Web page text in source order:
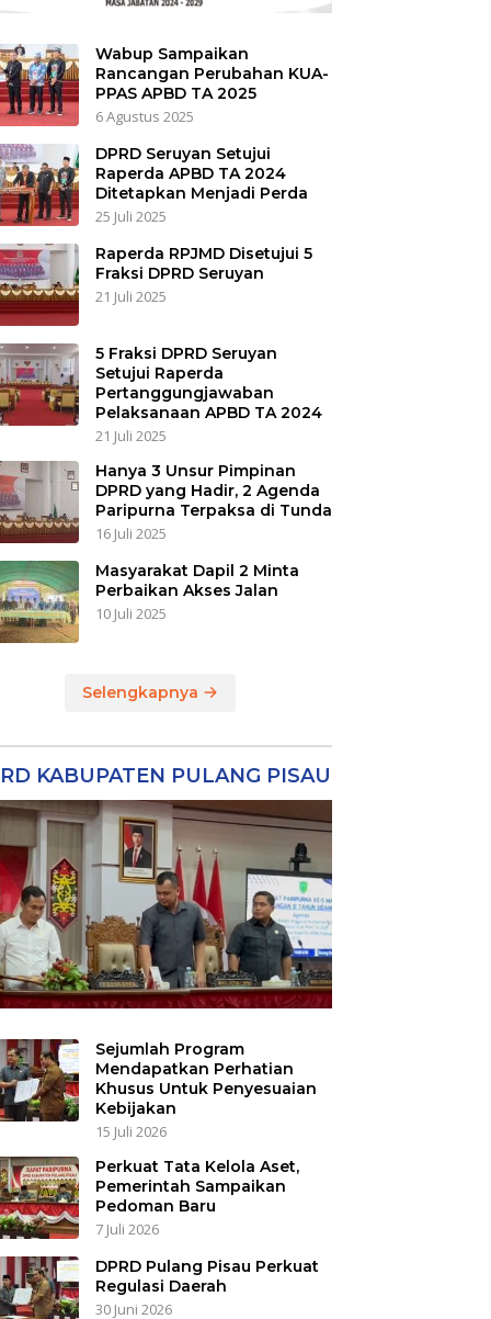
Wabup Sampaikan
Rancangan Perubahan KUA-
PPAS APBD TA 2025
6 Agustus 2025
DPRD Seruyan Setujui
Raperda APBD TA 2024
Ditetapkan Menjadi Perda
25 Juli 2025
Raperda RPJMD Disetujui 5
Fraksi DPRD Seruyan
21 Juli 2025
5 Fraksi DPRD Seruyan
Setujui Raperda
Pertanggungjawaban
Pelaksanaan APBD TA 2024
21 Juli 2025
Hanya 3 Unsur Pimpinan
DPRD yang Hadir, 2 Agenda
Paripurna Terpaksa di Tunda
16 Juli 2025
Masyarakat Dapil 2 Minta
Perbaikan Akses Jalan
10 Juli 2025
Selengkapnya
KABUPATEN PULANG PISAU
Sejumlah Program
Mendapatkan Perhatian
Khusus Untuk Penyesuaian
Kebijakan
15 Juli 2026
Perkuat Tata Kelola Aset,
Pemerintah Sampaikan
Pedoman Baru
7 Juli 2026
DPRD Pulang Pisau Perkuat
Regulasi Daerah
30 Juni 2026